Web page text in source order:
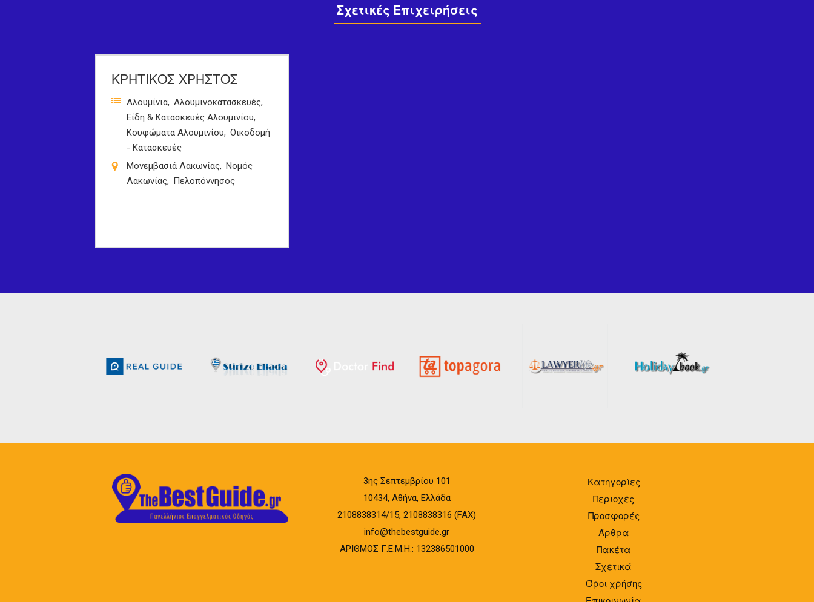
Σχετικές Επιχειρήσεις
ΚΡΗΤΙΚΟΣ ΧΡΗΣΤΟΣ
Αλουμίνια Αλουμινοκατασκευές
Είδη & Κατασκευές Αλουμινίου
Κουφώματα Αλουμινίου
Οικοδομή
- Κατασκευές
Μονεμβασιά Λακωνίας
Νομός
Λακωνίας
Πελοπόννησος
3ης Σεπτεμβρίου 101
10434, Αθήνα, Ελλάδα
2108838314/15, 2108838316 (FAX)
info@thebestguide.gr
ΑΡΙΘΜΟΣ Γ.Ε.Μ.Η.: 132386501000
Κατηγορίες
Περιοχές
Προσφορές
Άρθρα
Πακέτα
Σχετικά
Όροι χρήσης